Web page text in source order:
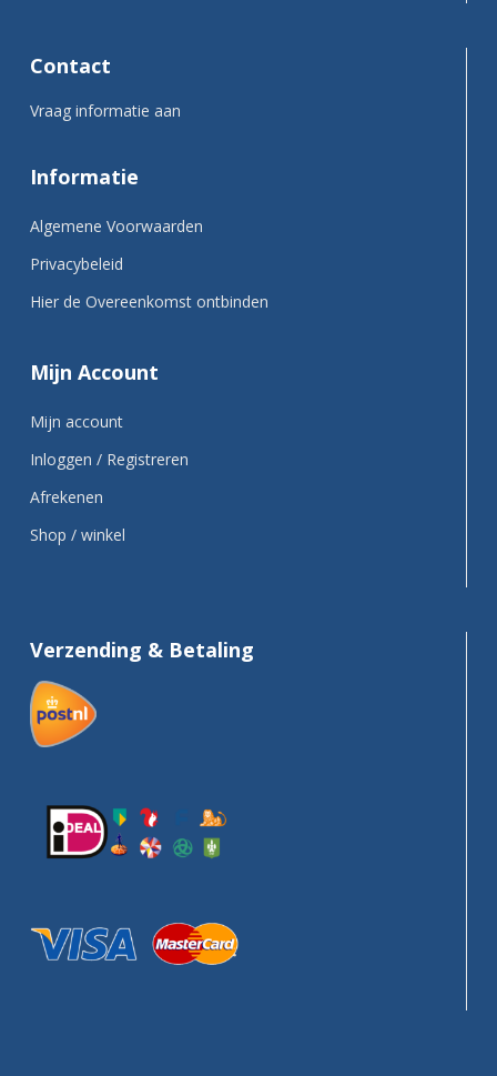
Contact
Vraag informatie aan
Informatie
Algemene Voorwaarden
Privacybeleid
Hier de Overeenkomst ontbinden
Mijn Account
Mijn account
Inloggen / Registreren
Afrekenen
Shop / winkel
Verzending & Betaling